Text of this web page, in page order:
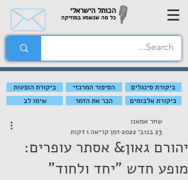
הכותל הישראלי
כל מה שנשמע במוזיקה
ביקורת הופעות הסיפור המרכזי
ביקורת סינגלים
שימו לב
הכר את הזמר ביקורת אלבומים
יהורם גאון& אסתר עופרים:
מופע חדש "יחד ולחוד"
שחר אמאנו
23 בנוב׳ 2022
זמן קריאה 1 דקות